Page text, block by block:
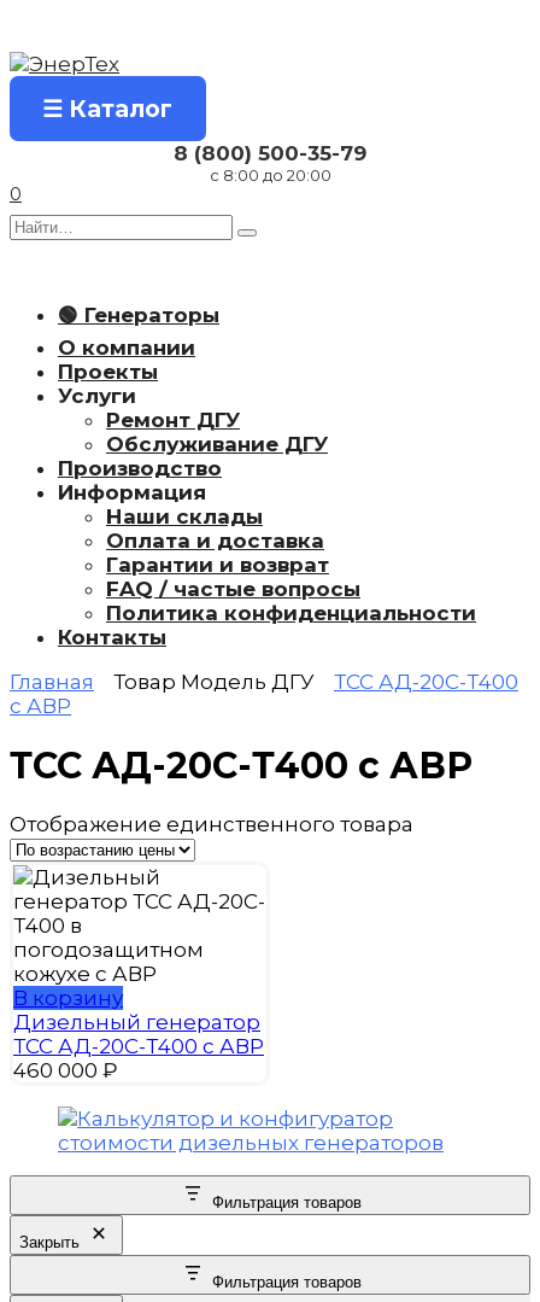
содержанию
☰ Каталог
8 (800) 500-35-79
с 8:00 до 20:00
0
Search
🟢 Генераторы
О компании
Проекты
Услуги
Ремонт ДГУ
Обслуживание ДГУ
Производство
Информация
Наши склады
Оплата и доставка
Гарантии и возврат
FAQ / частые вопросы
Политика конфиденциальности
Контакты
Главная
Товар Модель ДГУ
ТСС АД-20С-Т400
с АВР
ТСС АД-20С-Т400 с АВР
Отображение единственного товара
В корзину
Дизельный генератор
ТСС АД-20С-Т400 с АВР
460 000 ₽
Фильтрация товаров
Закрыть
Фильтрация товаров